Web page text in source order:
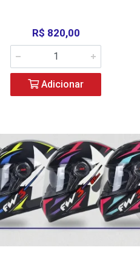
R$ 820,00
Adicionar